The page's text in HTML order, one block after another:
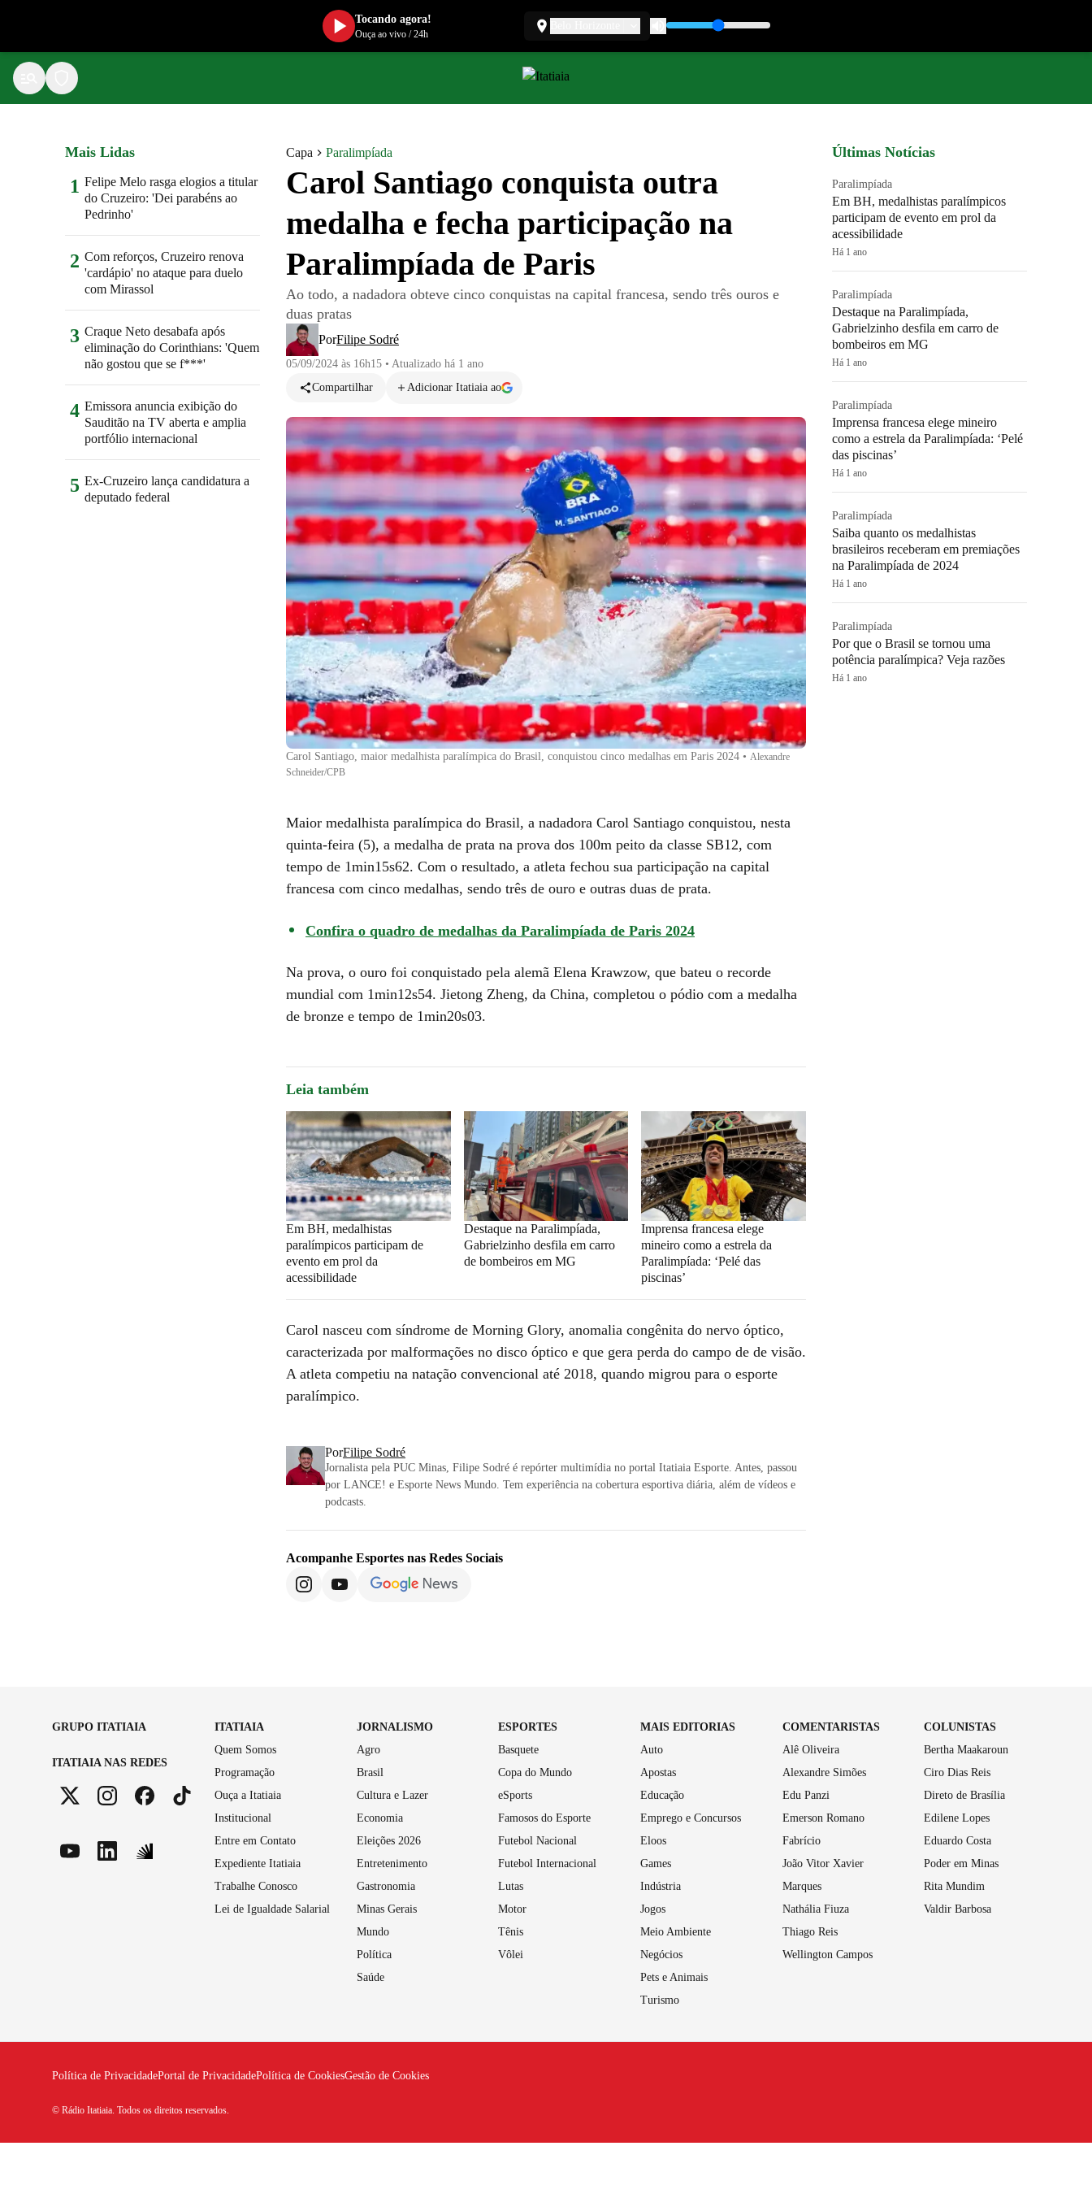
Capa Paralimpíada
Carol Santiago conquista outra
medalha e fecha participação na
Paralimpíada de Paris
Ao todo, a nadadora obteve cinco conquistas na capital francesa, sendo três ouros e
duas pratas
PorFilipe Sodré
05/09/2024 às 16h15 • Atualizado há 1 ano
Compartilhar
Adicionar Itatiaia ao
Carol Santiago, maior medalhista paralímpica do Brasil, conquistou cinco medalhas em Paris 2024 • Alexandre
Schneider/CPB
Maior medalhista paralímpica do Brasil, a nadadora Carol Santiago conquistou, nesta
quinta-feira (5), a medalha de prata na prova dos 100m peito da classe SB12, com
tempo de 1min15s62. Com o resultado, a atleta fechou sua participação na capital
francesa com cinco medalhas, sendo três de ouro e outras duas de prata.
Confira o quadro de medalhas da Paralimpíada de Paris 2024
Na prova, o ouro foi conquistado pela alemã Elena Krawzow, que bateu o recorde
mundial com 1min12s54. Jietong Zheng, da China, completou o pódio com a medalha
de bronze e tempo de 1min20s03.
Leia também
Em BH, medalhistas
paralímpicos participam de
evento em prol da
acessibilidade
Destaque na Paralimpíada,
Gabrielzinho desfila em carro
de bombeiros em MG
Imprensa francesa elege
mineiro como a estrela da
Paralimpíada: ‘Pelé das
piscinas’
Carol nasceu com síndrome de Morning Glory, anomalia congênita do nervo óptico,
caracterizada por malformações no disco óptico e que gera perda do campo de de visão.
A atleta competiu na natação convencional até 2018, quando migrou para o esporte
paralímpico.
PorFilipe Sodré
Jornalista pela PUC Minas, Filipe Sodré é repórter multimídia no portal Itatiaia Esporte. Antes, passou
por LANCE! e Esporte News Mundo. Tem experiência na cobertura esportiva diária, além de vídeos e
podcasts.
Acompanhe Esportes nas Redes Sociais
Mais Lidas
1 Felipe Melo rasga elogios a titular
do Cruzeiro: 'Dei parabéns ao
Pedrinho'
2 Com reforços, Cruzeiro renova
'cardápio' no ataque para duelo
com Mirassol
3 Craque Neto desabafa após
eliminação do Corinthians: 'Quem
não gostou que se f***'
4 Emissora anuncia exibição do
Sauditão na TV aberta e amplia
portfólio internacional
5 Ex-Cruzeiro lança candidatura a
deputado federal
Últimas Notícias
Paralimpíada
Em BH, medalhistas paralímpicos
participam de evento em prol da
acessibilidade
Há 1 ano
Paralimpíada
Destaque na Paralimpíada,
Gabrielzinho desfila em carro de
bombeiros em MG
Há 1 ano
Paralimpíada
Imprensa francesa elege mineiro
como a estrela da Paralimpíada: ‘Pelé
das piscinas’
Há 1 ano
Paralimpíada
Saiba quanto os medalhistas
brasileiros receberam em premiações
na Paralimpíada de 2024
Há 1 ano
Paralimpíada
Por que o Brasil se tornou uma
potência paralímpica? Veja razões
Há 1 ano
GRUPO ITATIAIA
ITATIAIA NAS REDES
ITATIAIA
Quem Somos
Programação
Ouça a Itatiaia
Institucional
Entre em Contato
Expediente Itatiaia
Trabalhe Conosco
Lei de Igualdade Salarial
JORNALISMO
Agro
Brasil
Cultura e Lazer
Economia
Eleições 2026
Entretenimento
Gastronomia
Minas Gerais
Mundo
Política
Saúde
ESPORTES
Basquete
Copa do Mundo
eSports
Famosos do Esporte
Futebol Nacional
Futebol Internacional
Lutas
Motor
Tênis
Vôlei
MAIS EDITORIAS
Auto
Apostas
Educação
Emprego e Concursos
Eloos
Games
Indústria
Jogos
Meio Ambiente
Negócios
Pets e Animais
Turismo
COMENTARISTAS
Alê Oliveira
Alexandre Simões
Edu Panzi
Emerson Romano
Fabrício
João Vitor Xavier
Marques
Nathália Fiuza
Thiago Reis
Wellington Campos
COLUNISTAS
Bertha Maakaroun
Ciro Dias Reis
Direto de Brasília
Edilene Lopes
Eduardo Costa
Poder em Minas
Rita Mundim
Valdir Barbosa
Política de PrivacidadePortal de PrivacidadePolítica de CookiesGestão de Cookies
© Rádio Itatiaia. Todos os direitos reservados.
Tocando agora!
Ouça ao vivo/24h